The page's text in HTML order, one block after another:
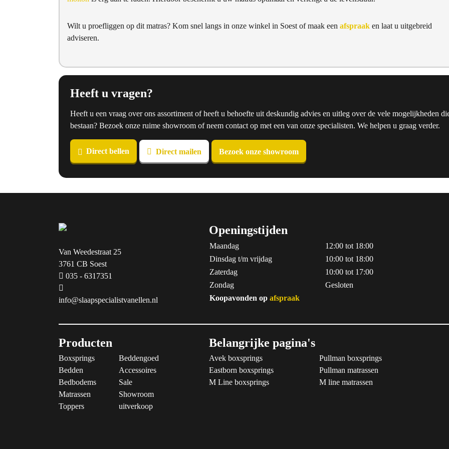
Wilt u proefliggen op dit matras? Kom snel langs in onze winkel in Soest of maak een afspraak en laat u uitgebreid
adviseren.
Heeft u vragen?
Heeft u een vraag over ons assortiment of heeft u behoefte uit deskundig advies en uitleg over de vele mogelijkheden
bestaan? Bezoek onze ruime showroom of neem contact op met een van onze specialisten. We helpen u graag verder.
Direct bellen Direct mailen Bezoek onze showroom
Van Weedestraat 25
3761 CB Soest
035 - 6317351
info@slaapspecialistvanellen.nl
Openingstijden
Maandag
12:00 tot 18:00
Dinsdag t/m vrijdag
10:00 tot 18:00
Zaterdag
10:00 tot 17:00
Zondag
Gesloten
Koopavonden op afspraak
Producten
Boxsprings
Bedden
Bedbodems
Matrassen
Toppers
Beddengoed
Accessoires
Sale
Showroom
uitverkoop
Belangrijke pagina's
Avek boxsprings
Eastborn boxsprings
M Line boxsprings
Pullman boxsprings
Pullman matrassen
M line matrassen